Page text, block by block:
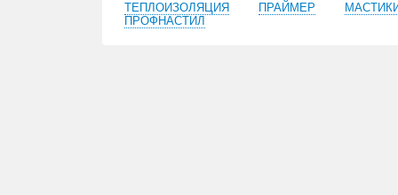
ТЕПЛОИЗОЛЯЦИЯ ПРАЙМЕР
ПРОФНАСТИЛ